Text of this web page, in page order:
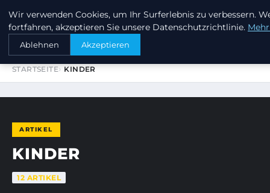
MEHR-GROSSE-FUER-DIE-
STARTSEITE KINDER
ARTIKEL
KINDER
12 ARTIKEL
Wir verwenden Cookies, um Ihr Surferlebnis zu verbessern.
fortfahren, akzeptieren Sie unsere Datenschutzrichtlinie.
Ablehnen Akzeptieren